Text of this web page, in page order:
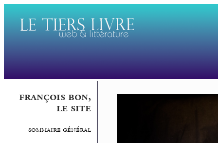
françois bon,
le site
sommaire général